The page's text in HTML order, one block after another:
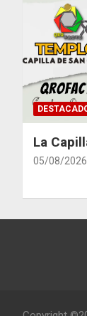
La
05/08/2026